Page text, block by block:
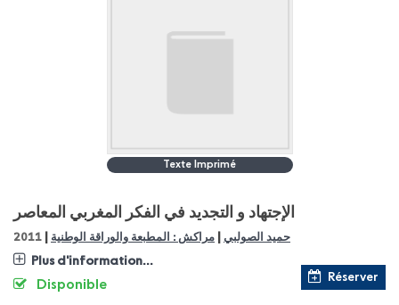
Texte Imprimé
الإجتهاد و التجديد في الفكر المغربي المعاصر
حميد الصولبي مراكش : المطبعة والوراقة الوطنية 2011
Plus d'information...
Réserver
Disponible